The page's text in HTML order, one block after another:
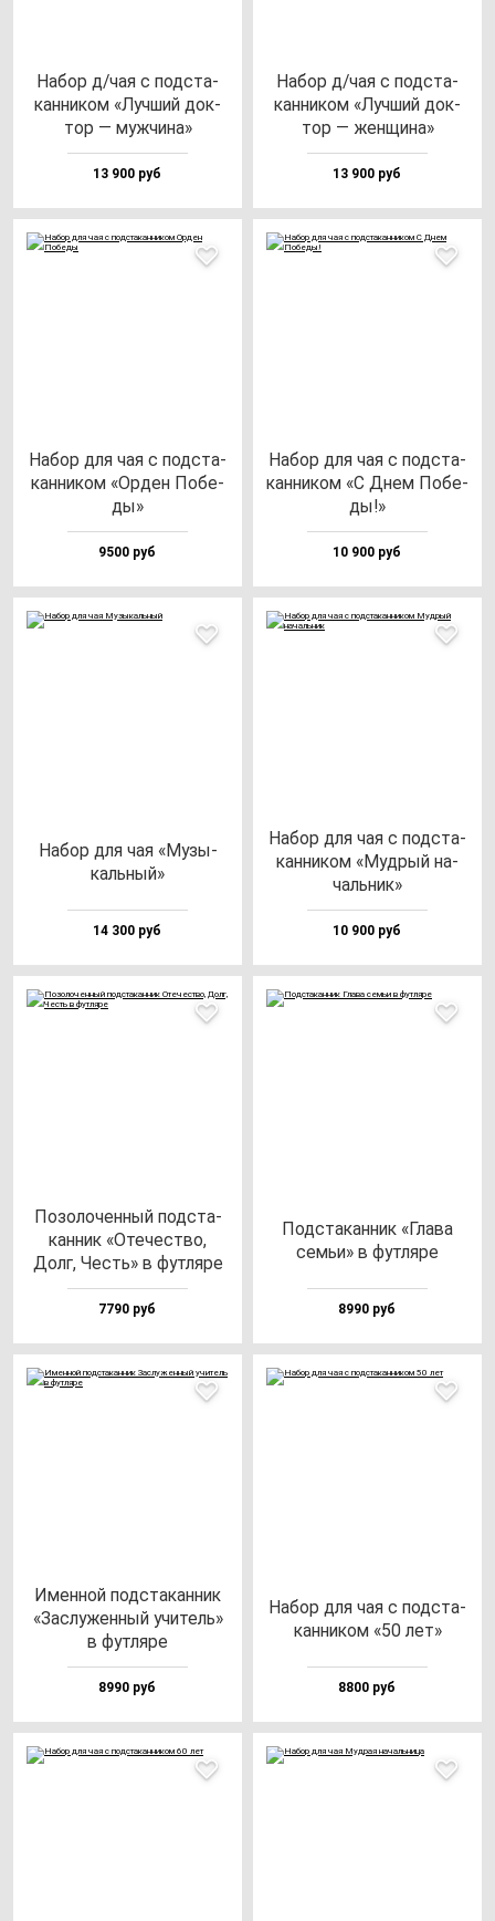
Набор д/чая с под­ста­
кан­ни­ком «Луч­ший док­
тор — муж­чи­на»
13 900 руб
Набор д/чая с под­ста­
кан­ни­ком «Луч­ший док­
тор — жен­щи­на»
13 900 руб
Набор для чая с под­ста­
кан­ни­ком «Орден Побе­
ды»
9500 руб
Набор для чая с под­ста­
кан­ни­ком «С Днем Побе­
ды!»
10 900 руб
Набор для чая «Музы­
каль­ный»
14 300 руб
Набор для чая с под­ста­
кан­ни­ком «Муд­рый на­
чаль­ник»
10 900 руб
Позо­ло­чен­ный под­ста­
кан­ник «Оте­чес­тво,
Долг, Честь» в фут­ля­ре
7790 руб
Под­ста­кан­ник «Гла­ва
семьи» в фут­ля­ре
8990 руб
Имен­ной под­ста­кан­ник
«Зас­лу­жен­ный учи­тель»
в фут­ля­ре
8990 руб
Набор для чая с под­ста­
кан­ни­ком «50 лет»
8800 руб